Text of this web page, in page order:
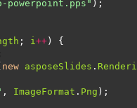
powerpoint.pps"
; i++
new asposeSlides .
, ImageFormat . Png